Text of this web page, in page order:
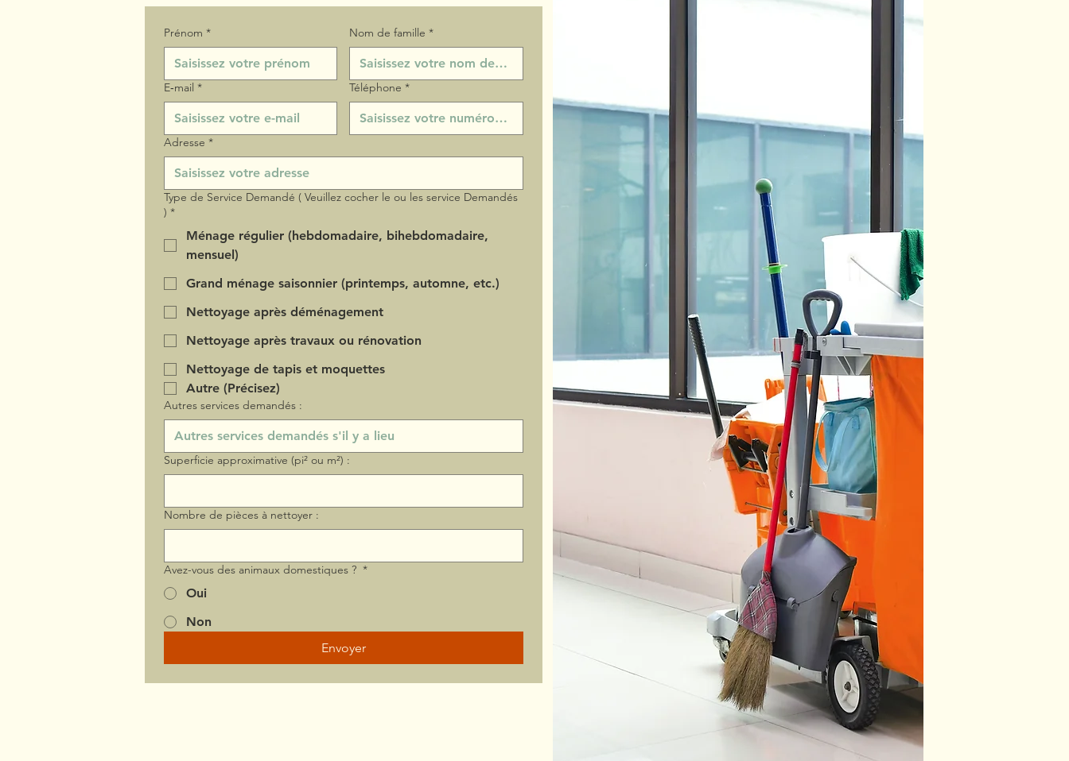
Prénom * Nom de famille *
E‑mail * Téléphone *
Adresse *
Type de Service Demandé ( Veuillez cocher le ou les service Demandés
) *
Ménage régulier (hebdomadaire, bihebdomadaire,
mensuel)
Grand ménage saisonnier (printemps, automne, etc.)
Nettoyage après déménagement
Nettoyage après travaux ou rénovation
Nettoyage de tapis et moquettes
Autre (Précisez)
Autres services demandés :
Superficie approximative (pi² ou m²) :
Nombre de pièces à nettoyer :
Avez-vous des animaux domestiques ? *
Oui
Non
Envoyer